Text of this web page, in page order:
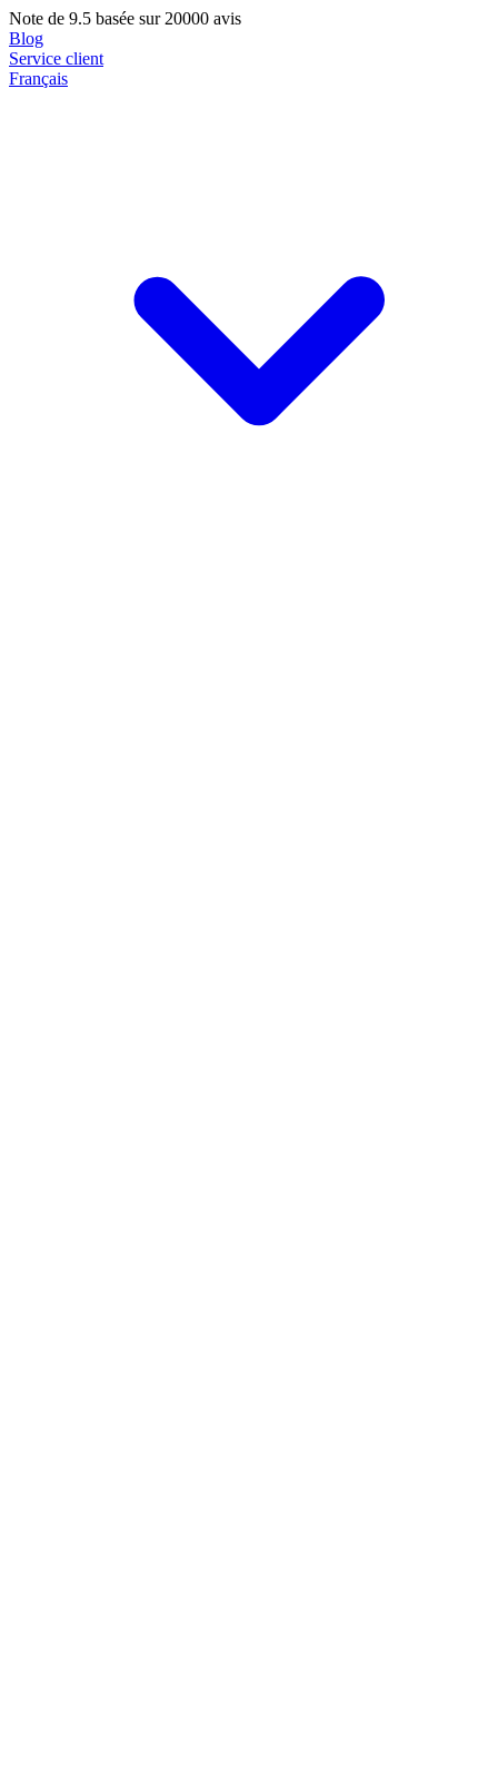
Note de 9.5 basée sur 20000 avis
Blog
Service client
Français